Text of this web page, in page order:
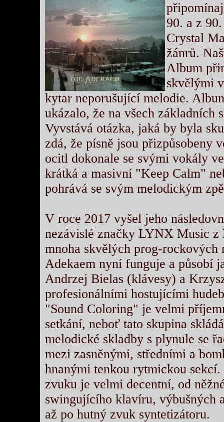
90. a z
Crystal
žánrů.
Album
skvělými
kytar neporušující melodie.
ukázalo, že na všech
Vyvstává otázka, jaká by byla
zdá, že písně jsou přizpůsobeny
ocitl dokonale se svými vokály
krátká a masivní "Keep Calm"
pohrává se svým melodickým
V roce 2017 vyšel jeho
nezávislé značky LYNX Music z
mnoha skvělých prog-rockových
Adekaem nyní funguje a působí
Andrzej Bielas (klávesy) a
profesionálními hostujícími
"Sound Coloring" je velmi
setkání, neboť tato skupina
melodické skladby s plynule se
mezi zasněnými, středními a
hnanými tenkou rytmickou
zvuku je velmi decentní, od
swingujícího klavíru, výbušných
až po hutný zvuk syntetizátoru.